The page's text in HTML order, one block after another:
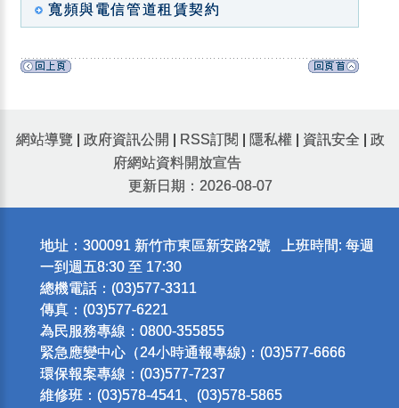
寬頻與電信管道租賃契約
網站導覽 政府資訊公開 RSS訂閱 隱私權 資訊安全
政
府網站資料開放宣告
更新日期：2026-08-07
地址：300091 新竹市東區新安路2號 上班時間: 每週
一到週五8:30 至 17:30
總機電話：(03)577-3311
傳真：(03)577-6221
為民服務專線：0800-355855
緊急應變中心（24小時通報專線)：(03)577-6666
環保報案專線：(03)577-7237
維修班：(03)578-4541、(03)578-5865